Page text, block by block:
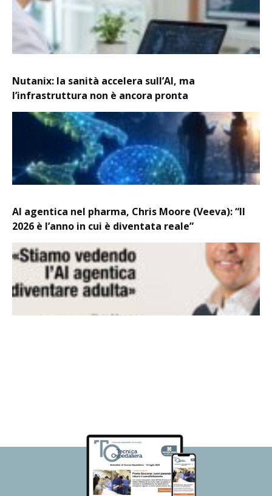
Nutanix: la sanità accelera sull’AI, ma
l’infrastruttura non è ancora pronta
AI agentica nel pharma, Chris Moore (Veeva): “Il
2026 è l’anno in cui è diventata reale”